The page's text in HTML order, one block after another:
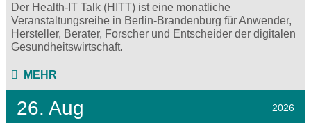
Der Health-IT Talk (HITT) ist eine monatliche
Veranstaltungsreihe in Berlin-Brandenburg für Anwender,
Hersteller, Berater, Forscher und Entscheider der digitalen
Gesundheitswirtschaft.
MEHR
26. Aug 2026